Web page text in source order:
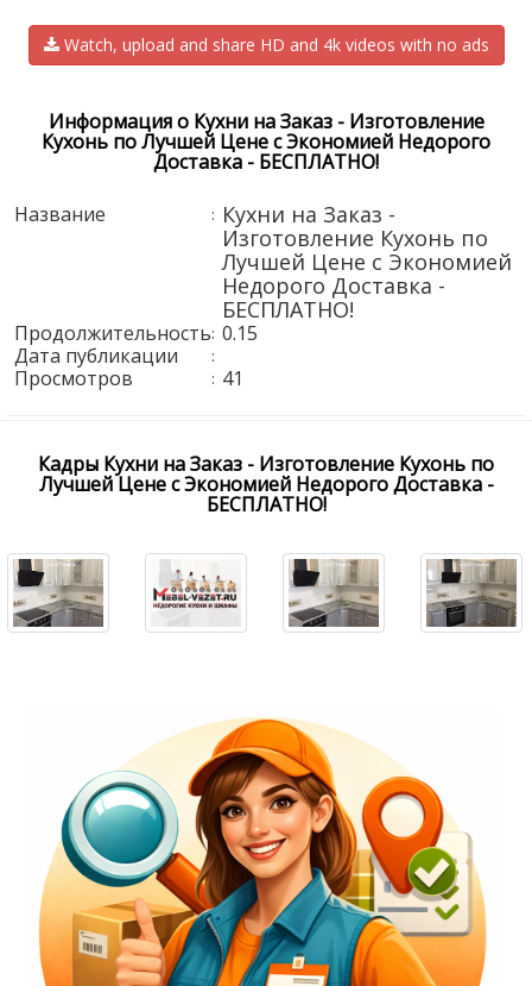
Watch, upload and share HD and 4k videos with no ads
Информация о Кухни на Заказ - Изготовление
Кухонь по Лучшей Цене с Экономией Недорого
Доставка - БЕСПЛАТНО!
Название
: Кухни на Заказ -
Изготовление Кухонь по
Лучшей Цене с Экономией
Недорого Доставка -
БЕСПЛАТНО!
Продолжительность: 0.15
Дата публикации
:
Просмотров : 41
Кадры Кухни на Заказ - Изготовление Кухонь по
Лучшей Цене с Экономией Недорого Доставка -
БЕСПЛАТНО!